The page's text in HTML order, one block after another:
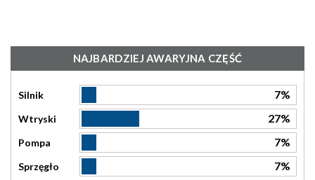
NAJBARDZIEJ AWARYJNA CZĘŚĆ
Silnik 7%
Wtryski 27%
Pompa 7%
Sprzęgło 7%